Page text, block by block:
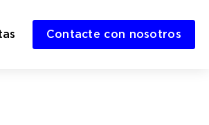
Contacte con nosotros